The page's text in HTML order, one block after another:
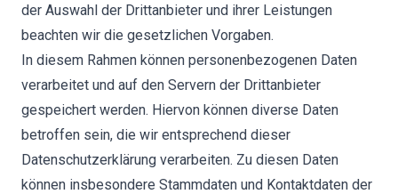
der Auswahl der Drittanbieter und ihrer Leistungen
beachten wir die gesetzlichen Vorgaben.
In diesem Rahmen können personenbezogenen Daten
verarbeitet und auf den Servern der Drittanbieter
gespeichert werden. Hiervon können diverse Daten
betroffen sein, die wir entsprechend dieser
Datenschutzerklärung verarbeiten. Zu diesen Daten
können insbesondere Stammdaten und Kontaktdaten der